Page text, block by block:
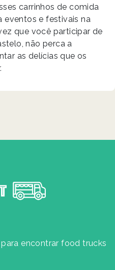
carrinhos de comida
eventos e festivais na
que você participar de
não perca a
as delícias que os
encontrar food trucks